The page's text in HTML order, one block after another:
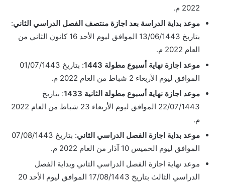
2022 م.
موعد بداية الدراسة بعد اجازة منتصف الفصل الدراسي الثاني:
بتاريخ 13/06/1443 الموافق ليوم الأحد 16 كانون الثاني من
العام 2022 م.
موعد اجازة نهاية أسبوع مطولة 1443
: بتاريخ 01/07/1443
الموافق ليوم الأربعاء 2 شباط من العام 2022 م.
موعد اجازة نهاية أسبوع مطولة الثانية 1433
: بتاريخ
22/07/1443 الموافق ليوم الأربعاء 23 شباط من العام 2022
م.
موعد بداية اجازة الفصل الدراسي الثاني
: بتاريخ 07/08/1443
الموافق ليوم الخميس 10 آذار من العام 2022 م.
موعد نهاية اجازة الفصل الدراسي الثاني وبداية الفصل
الدراسي الثالث بتاريخ 17/08/1443 الموافق ليوم الأحد 20